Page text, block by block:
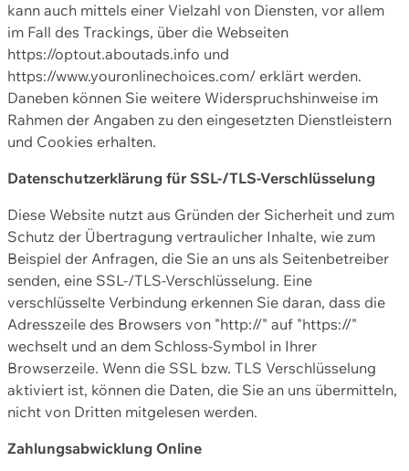
kann auch mittels einer Vielzahl von Diensten, vor allem
im Fall des Trackings, über die Webseiten
https://optout.aboutads.info und
https://www.youronlinechoices.com/ erklärt werden.
Daneben können Sie weitere Widerspruchshinweise im
Rahmen der Angaben zu den eingesetzten Dienstleistern
und Cookies erhalten.
Datenschutzerklärung für SSL-/TLS-Verschlüsselung
Diese Website nutzt aus Gründen der Sicherheit und zum
Schutz der Übertragung vertraulicher Inhalte, wie zum
Beispiel der Anfragen, die Sie an uns als Seitenbetreiber
senden, eine SSL-/TLS-Verschlüsselung. Eine
verschlüsselte Verbindung erkennen Sie daran, dass die
Adresszeile des Browsers von "http://" auf "https://"
wechselt und an dem Schloss-Symbol in Ihrer
Browserzeile. Wenn die SSL bzw. TLS Verschlüsselung
aktiviert ist, können die Daten, die Sie an uns übermitteln,
nicht von Dritten mitgelesen werden.
Zahlungsabwicklung Online